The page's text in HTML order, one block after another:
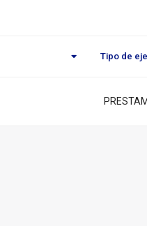
Tipo de